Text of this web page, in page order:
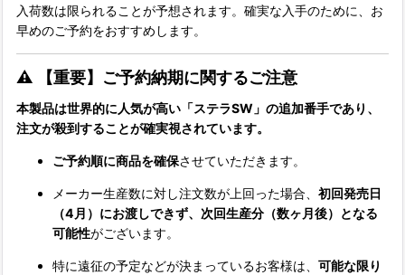
入荷数は限られることが予想されます。確実な入手のために、お
早めのご予約をおすすめします。
⚠️ 【重要】ご予約納期に関するご注意
本製品は世界的に人気が高い「ステラSW」の追加番手であり、
注文が殺到することが確実視されています。
ご予約順に商品を確保させていただきます。
メーカー生産数に対し注文数が上回った場合、 初回発売日
（4月）にお渡しできず、次回生産分（数ヶ月後）となる
可能性がございます。
特に遠征の予定などが決まっているお客様は、 可能な限り